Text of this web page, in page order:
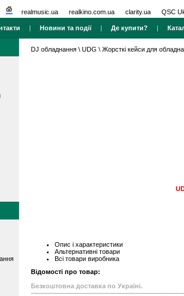
realmusic.ua realkino.com.ua clarity.ua QSC
| Новини та події| Де купити? |
DJ обладнання \ UDG \ Жорсткі кейси для
Опис і характеристики
Альтернативні товари
Всі товари виробника
Відомості про товар:
Безкоштовна доставка по Україні.